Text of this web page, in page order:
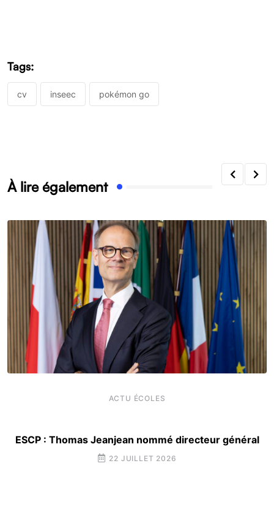
Tags:
cv inseec pokémon go
À lire également
ACTU ÉCOLES
ESCP : Thomas Jeanjean nommé directeur général
22 JUILLET 2026